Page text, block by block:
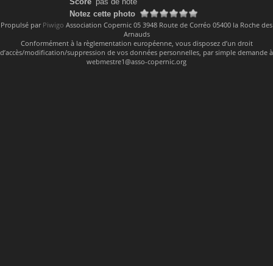
Notez cette photo
Propulsé par Piwigo Association Copernic 05 3948 Route de Corréo 05400 la Roche des
Arnauds
Conformément à la règlementation européenne, vous disposez d’un droit
d’accès/modification/suppression de vos données personnelles, par simple demande à
webmestre1@asso-copernic.org